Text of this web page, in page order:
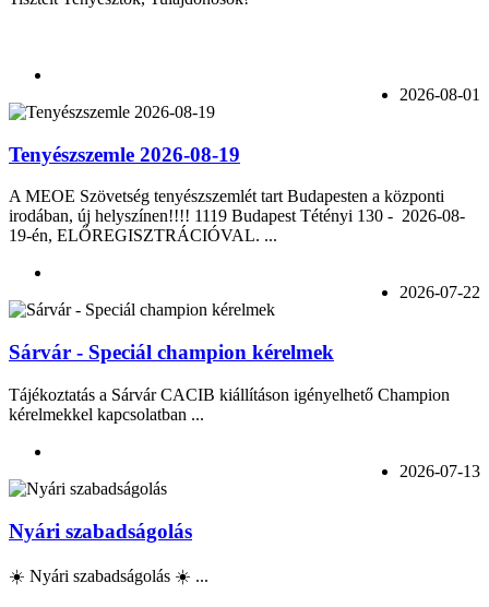
2026-08-01
Tenyészszemle 2026-08-19
A MEOE Szövetség tenyészszemlét tart Budapesten a központi
irodában, új helyszínen!!!! 1119 Budapest Tétényi 130 - 2026-08-
19-én, ELŐREGISZTRÁCIÓVAL. ...
2026-07-22
Sárvár - Speciál champion kérelmek
Tájékoztatás a Sárvár CACIB kiállításon igényelhető Champion
kérelmekkel kapcsolatban ...
2026-07-13
Nyári szabadságolás
☀️ Nyári szabadságolás ☀️ ...